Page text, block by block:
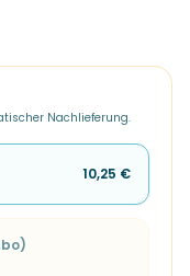
Nachlieferung.
10,25 €